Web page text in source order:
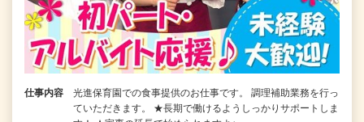
仕事内容
光進保育園での食事提供のお仕事です。 調理補助業務を行っ
ていただきます。 ★長期で働けるようしっかりサポートしま